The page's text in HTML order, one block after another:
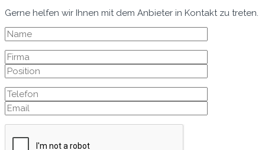
Gerne helfen wir Ihnen mit dem Anbieter in Kontakt zu treten.